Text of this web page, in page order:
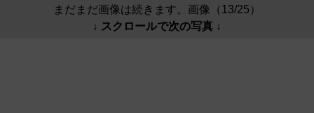
まだまだ画像は続きます。画像（13/25）
↓ スクロールで次の写真 ↓